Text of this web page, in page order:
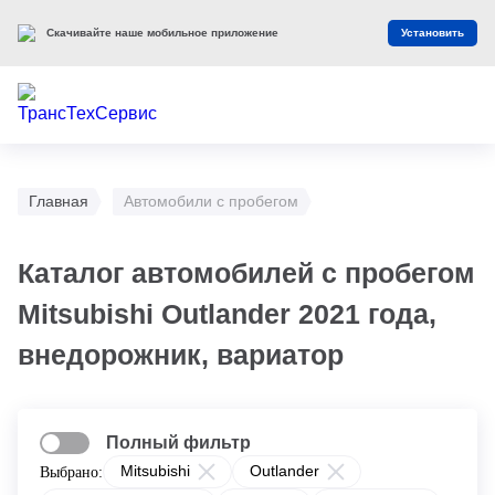
Главная Автомобили с пробегом
Каталог автомобилей с пробегом
Mitsubishi Outlander 2021 года,
внедорожник, вариатор
Выбрано: Mitsubishi Outlander
Полный фильтр
Скачивайте наше мобильное приложение Установить